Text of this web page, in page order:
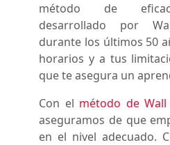
método de
desarrollado por
durante los últimos 50
horarios y a tus
que te asegura un
Con el método de
aseguramos de que
en el nivel adecuado.